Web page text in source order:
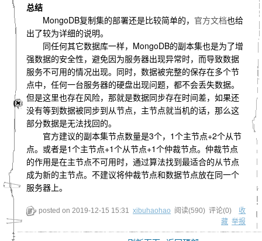
总结
MongoDB复制集的部署还是比较简单的， 官方文档也给
出了较为详细的说明。
同任何其它数据库一样，MongoDB的副本集也是为了增
强数据的安全性，避免因为服务器出现异常时，而导致数据
服务不可用的情况出现。同时，数据被完整的保存在多个节
点中，任何一台服务器的硬盘出现问题，都不会丢失数据。
但是这里也存在风险，那就是数据同步存在时间差，如果还
没有等到数据被同步到从节点，主节点就当机的话，那么这
部分数据是无法找回的。
官方建议的副本集节点数量是3个，1个主节点+2个从节
点。或者是1个主节点+1个从节点+1个仲裁节点。仲裁节点
的作用是在主节点不可用时，通过算法找到最适合的从节点
成为新的主节点。不建议将仲裁节点和数据节点放在同一个
服务器上。
posted on2019-12-15 15:31 xibuhaohao 阅读(590) 评论(0) 收
藏 举报